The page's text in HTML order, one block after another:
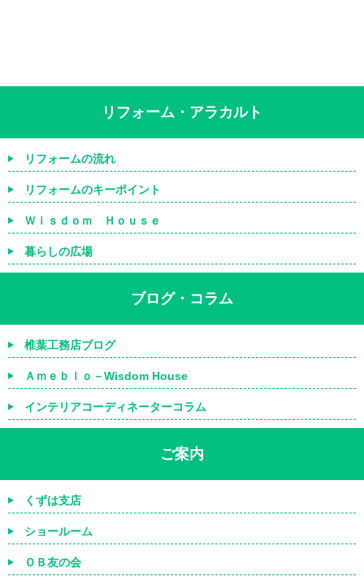
リフォーム・アラカルト
リフォームの流れ
リフォームのキーポイント
Ｗｉｓｄｏｍ Ｈｏｕｓｅ
暮らしの広場
ブログ・コラム
椎葉工務店ブログ
Ａｍｅｂｌｏ－Wisdom House
インテリアコーディネーターコラム
ご案内
くずは支店
ショールーム
ＯＢ友の会